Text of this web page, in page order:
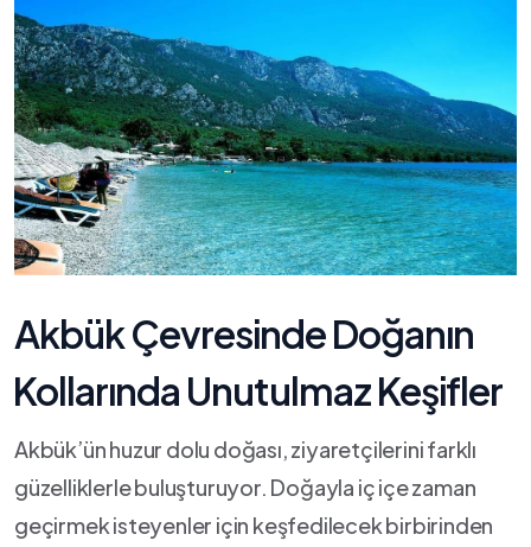
Akbük Çevresinde Doğanın
⁢Kollarında Unutulmaz Keşifler
Akbük’ün huzur dolu doğası, ‌ziyaretçilerini farklı
güzelliklerle buluşturuyor. Doğayla iç içe ‌zaman
geçirmek isteyenler için keşfedilecek birbirinden